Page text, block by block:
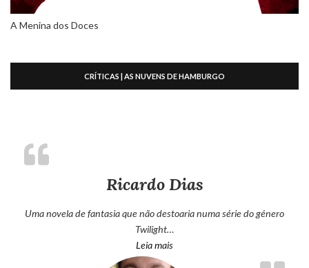
A Menina dos Doces
CRÍTICAS | AS NUVENS DE HAMBURGO
Ricardo Dias
Uma novela de fantasia que não destoaria numa série do género
Twilight…
Leia mais“Ricardo Dias”